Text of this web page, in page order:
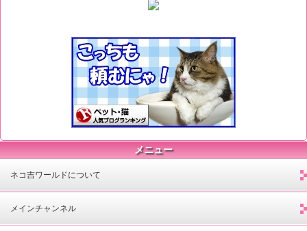
メニュー
ネコ吉ワールドについて
メインチャンネル